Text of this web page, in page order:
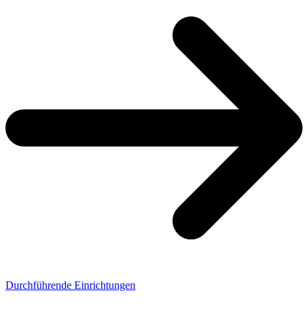
Durchführende Einrichtungen